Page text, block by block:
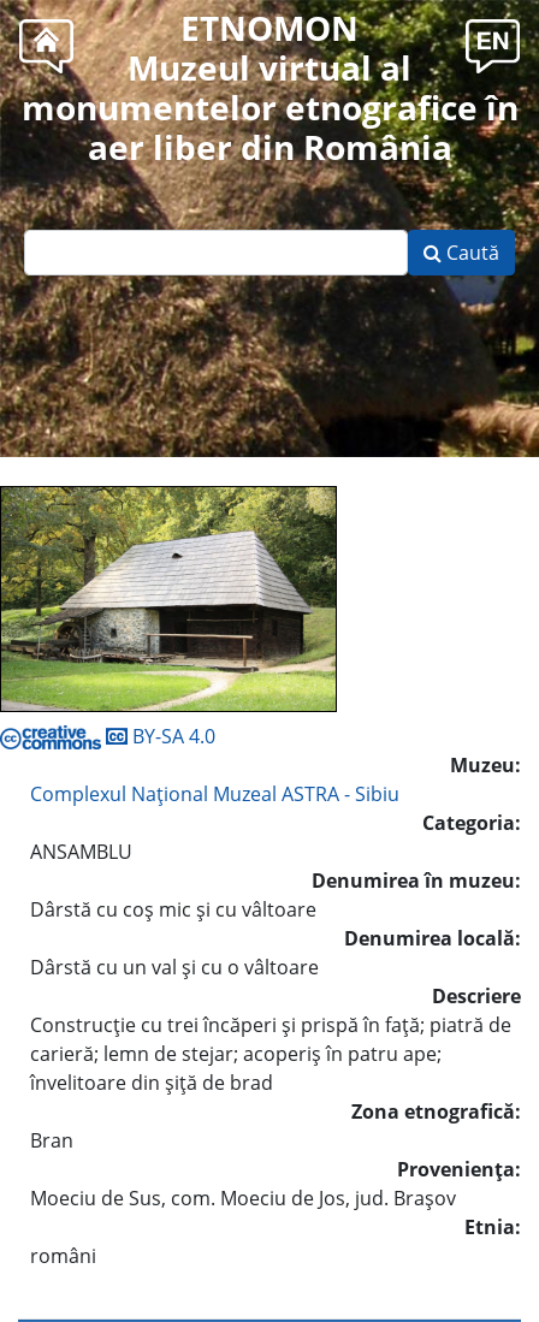
ETNOMON
Muzeul virtual al
monumentelor etnografice în
aer liber din România
Caută
BY-SA 4.0
Muzeu:
Complexul Naţional Muzeal ASTRA - Sibiu
Categoria:
ANSAMBLU
Denumirea în muzeu:
Dârstă cu coş mic şi cu vâltoare
Denumirea locală:
Dârstă cu un val şi cu o vâltoare
Descriere
Construcţie cu trei încăperi şi prispă în faţă; piatră de
carieră; lemn de stejar; acoperiş în patru ape;
învelitoare din şiţă de brad
Zona etnografică:
Bran
Provenienţa:
Moeciu de Sus, com. Moeciu de Jos, jud. Braşov
Etnia:
români